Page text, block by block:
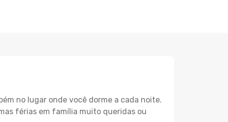
no lugar onde você dorme a cada noite.
férias em família muito queridas ou